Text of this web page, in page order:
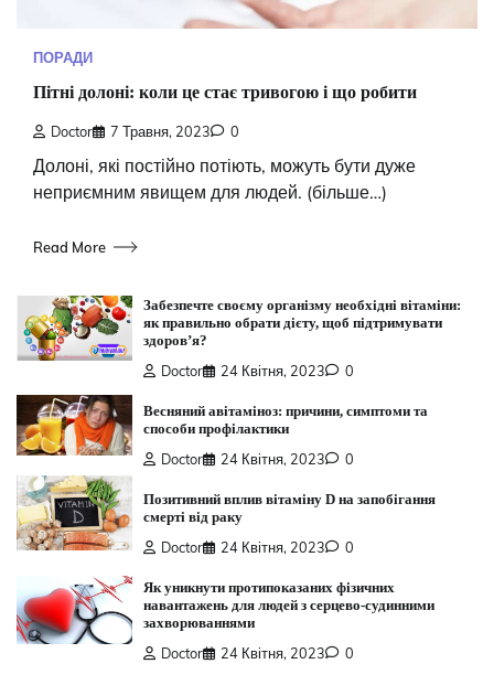
ПОРАДИ
Пітні долоні: коли це стає тривогою і що робити
Doctor 7 Травня, 2023 0
Долоні, які постійно потіють, можуть бути дуже
неприємним явищем для людей. (більше…)
Read More
Забезпечте своєму організму необхідні вітаміни:
як правильно обрати дієту, щоб підтримувати
здоров’я?
Doctor 24 Квітня, 2023 0
Весняний авітаміноз: причини, симптоми та
способи профілактики
Doctor 24 Квітня, 2023 0
Позитивний вплив вітаміну D на запобігання
смерті від раку
Doctor 24 Квітня, 2023 0
Як уникнути протипоказаних фізичних
навантажень для людей з серцево-судинними
захворюваннями
Doctor 24 Квітня, 2023 0